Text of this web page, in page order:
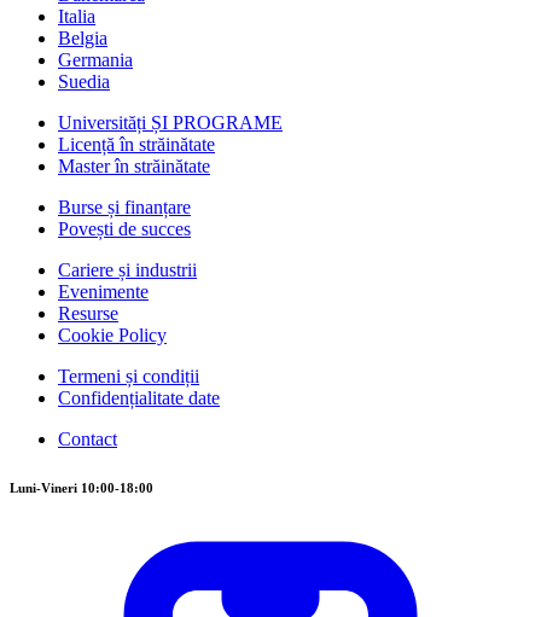
Italia
Belgia
Germania
Suedia
Universități ȘI PROGRAME
Licență în străinătate
Master în străinătate
Burse și finanțare
Povești de succes
Cariere și industrii
Evenimente
Resurse
Cookie Policy
Termeni și condiții
Confidențialitate date
Contact
Luni-Vineri 10:00-18:00